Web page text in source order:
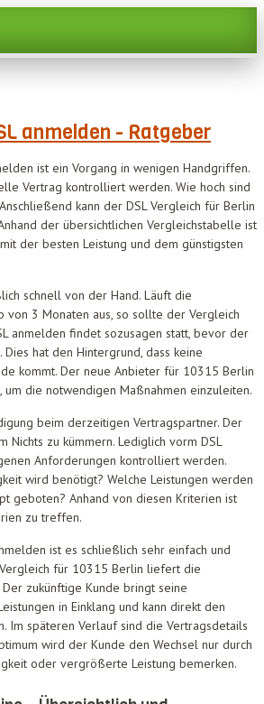
anmelden - Ratgeber
ist ein Vorgang in wenigen Handgriffen.
Vertrag kontrolliert werden. Wie hoch sind
kann der DSL Vergleich für Berlin
der übersichtlichen Vergleichstabelle ist
der besten Leistung und dem günstigsten
schnell von der Hand. Läuft die
von 3 Monaten aus, so sollte der Vergleich
anmelden findet sozusagen statt, bevor der
hat den Hintergrund, dass keine
kommt. Der neue Anbieter für 10315 Berlin
um die notwendigen Maßnahmen einzuleiten.
beim derzeitigen Vertragspartner. Der
Nichts zu kümmern. Lediglich vorm DSL
Anforderungen kontrolliert werden.
wird benötigt? Welche Leistungen werden
geboten? Anhand von diesen Kriterien ist
zu treffen.
ist es schließlich sehr einfach und
Vergleich für 10315 Berlin liefert die
zukünftige Kunde bringt seine
in Einklang und kann direkt den
Im späteren Verlauf sind die Vertragsdetails
wird der Kunde den Wechsel nur durch
oder vergrößerte Leistung bemerken.